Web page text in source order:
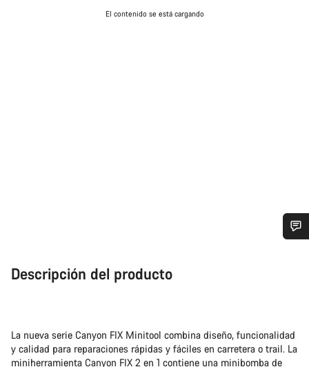
El contenido se está cargando
Descripción del producto
La nueva serie Canyon FIX Minitool combina diseño, funcionalidad
y calidad para reparaciones rápidas y fáciles en carretera o trail. La
miniherramienta Canyon FIX 2 en 1 contiene una minibomba de
Abrir chat